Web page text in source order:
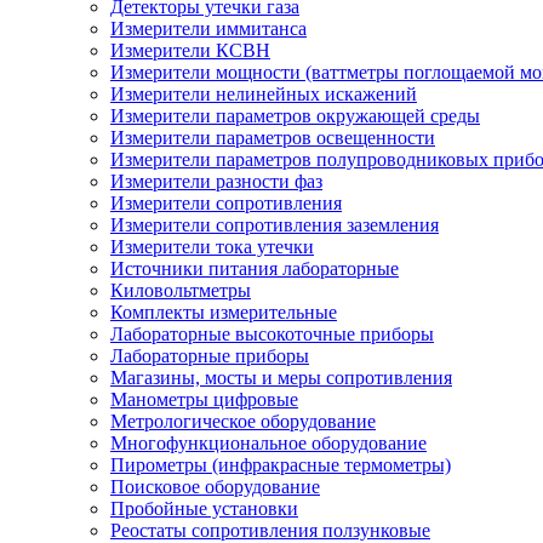
Детекторы утечки газа
Измерители иммитанса
Измерители КСВН
Измерители мощности (ваттметры поглощаемой
Измерители нелинейных искажений
Измерители параметров окружающей среды
Измерители параметров освещенности
Измерители параметров полупроводниковых
Измерители разности фаз
Измерители сопротивления
Измерители сопротивления заземления
Измерители тока утечки
Источники питания лабораторные
Киловольтметры
Комплекты измерительные
Лабораторные высокоточные приборы
Лабораторные приборы
Магазины, мосты и меры сопротивления
Манометры цифровые
Метрологическое оборудование
Многофункциональное оборудование
Пирометры (инфракрасные термометры)
Поисковое оборудование
Пробойные установки
Реостаты сопротивления ползунковые